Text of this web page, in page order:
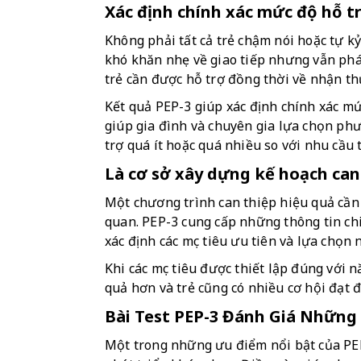
Xác định chính xác mức độ hỗ
Không phải tất cả trẻ chậm nói hoặc tự
khó khăn nhẹ về giao tiếp nhưng vẫn
trẻ cần được hỗ trợ đồng thời về nhận
Kết quả PEP-3 giúp xác định chính xác
giúp gia đình và chuyên gia lựa chọn
trợ quá ít hoặc quá nhiều so với nhu cầu
Là cơ sở xây dựng kế hoạch
Một chương trình can thiệp hiệu quả
quan. PEP-3 cung cấp những thông tin
xác định các mục tiêu ưu tiên và lựa
Khi các mục tiêu được thiết lập đúng với
quả hơn và trẻ cũng có nhiều cơ hội
Bài Test PEP-3 Đánh Giá
Một trong những ưu điểm nổi bật của